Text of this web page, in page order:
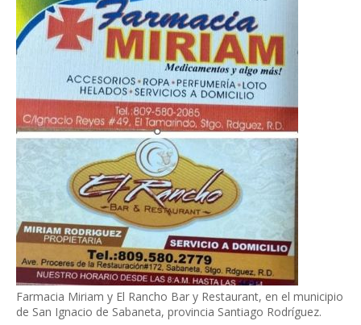
Farmacia Miriam y El Rancho Bar y Restaurant, en el municipio
de San Ignacio de Sabaneta, provincia Santiago Rodríguez.